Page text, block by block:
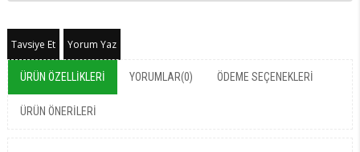
Tavsiye Et Yorum Yaz
ÜRÜN ÖZELLIKLERI YORUMLAR(0) ÖDEME SEÇENEKLERI
ÜRÜN ÖNERILERI